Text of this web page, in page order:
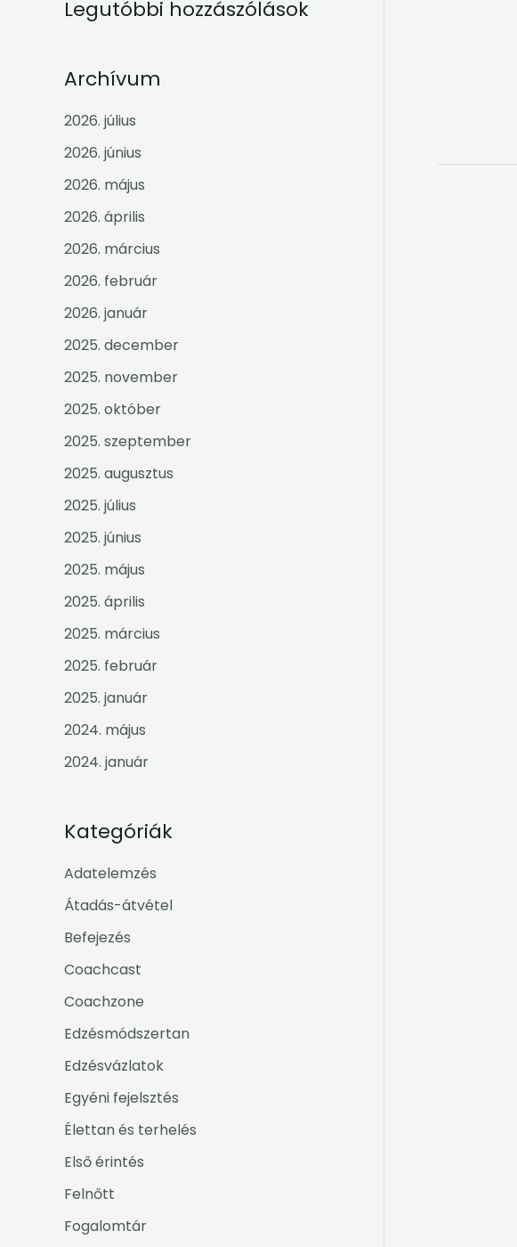
Legutóbbi hozzászólások
Archívum
2026. július
2026. június
2026. május
2026. április
2026. március
2026. február
2026. január
2025. december
2025. november
2025. október
2025. szeptember
2025. augusztus
2025. július
2025. június
2025. május
2025. április
2025. március
2025. február
2025. január
2024. május
2024. január
Kategóriák
Adatelemzés
Átadás-átvétel
Befejezés
Coachcast
Coachzone
Edzésmódszertan
Edzésvázlatok
Egyéni fejelsztés
Élettan és terhelés
Első érintés
Felnőtt
Fogalomtár